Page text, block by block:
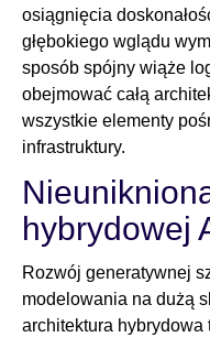
osiągnięcia
głębokiego wglądu
sposób spójny wiąże
obejmować całą
wszystkie elementy
infrastruktury.
hybrydowej
Rozwój generatywnej
modelowania na dużą
architektura hybrydowa